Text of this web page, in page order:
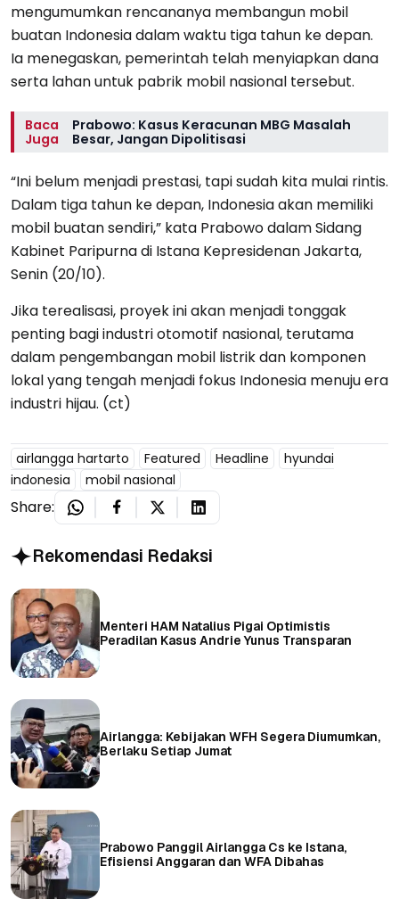
mengumumkan rencananya membangun mobil
buatan Indonesia dalam waktu tiga tahun ke depan.
Ia menegaskan, pemerintah telah menyiapkan dana
serta lahan untuk pabrik mobil nasional tersebut.
Baca
Juga
Prabowo: Kasus Keracunan MBG Masalah
Besar, Jangan Dipolitisasi
“Ini belum menjadi prestasi, tapi sudah kita mulai rintis.
Dalam tiga tahun ke depan, Indonesia akan memiliki
mobil buatan sendiri,” kata Prabowo dalam Sidang
Kabinet Paripurna di Istana Kepresidenan Jakarta,
Senin (20/10).
Jika terealisasi, proyek ini akan menjadi tonggak
penting bagi industri otomotif nasional, terutama
dalam pengembangan mobil listrik dan komponen
lokal yang tengah menjadi fokus Indonesia menuju era
industri hijau. (ct)
airlangga hartarto Featured Headline
hyundai
indonesia
mobil nasional
Share:
Rekomendasi Redaksi
Menteri HAM Natalius Pigai Optimistis
Peradilan Kasus Andrie Yunus Transparan
Airlangga: Kebijakan WFH Segera Diumumkan,
Berlaku Setiap Jumat
Prabowo Panggil Airlangga Cs ke Istana,
Efisiensi Anggaran dan WFA Dibahas